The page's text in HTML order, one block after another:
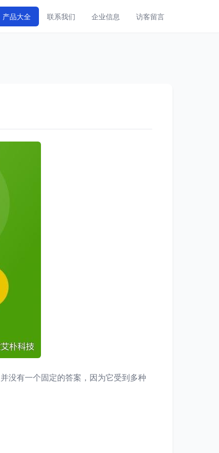
产品大全 联系我们 企业信息 访客留言
没有一个固定的答案，因为它受到多种